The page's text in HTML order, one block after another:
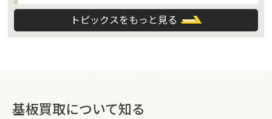
トピックスをもっと見る
基板買取について知る